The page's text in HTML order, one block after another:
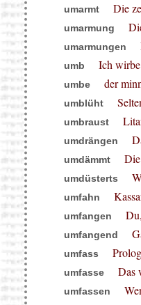
umarmt Die
umarmung
umarmungen
umb Ich
umbe der
umblüht
umbraust
umdrängen
umdämmt
umdüsterts
umfahn
umfangen
umfangend
umfass
umfasse Das
umfassen